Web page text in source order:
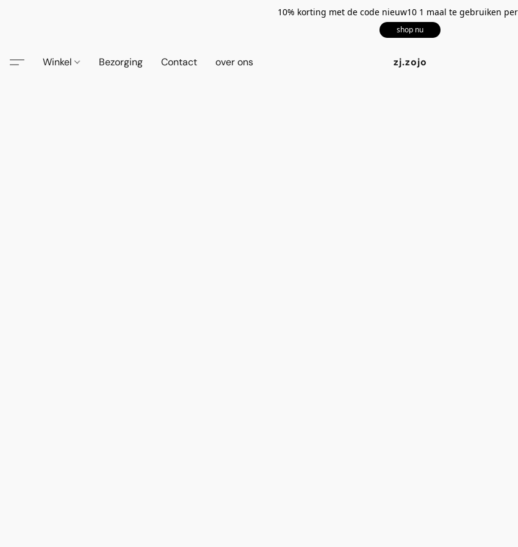
10% korting met de code nieuw10 1 maal te gebruiken
shop nu
zj.zojo
Winkel Bezorging Contact over ons